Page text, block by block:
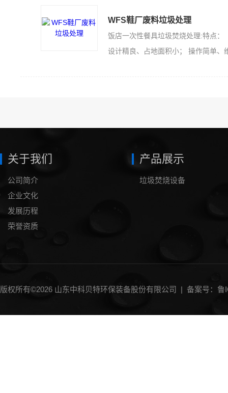
WFS鞋厂废料垃圾处理
饭店一次性餐具垃圾焚烧处理:特点：
设计精良、占地面积小； 操作简单、维护方便；节约能源、安全可靠； 价格低廉、运营寿命长
关于我们
公司简介
企业文化
发展历程
荣誉资质
产品展示
垃圾焚烧设备
版权所有©2026 山东中科贝特环保装备股份有限公司 | 备案号：鲁